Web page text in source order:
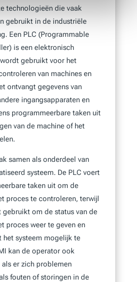
technologieën die vaak
gebruikt in de industriële
Een PLC (Programmable
is een elektronisch
gebruikt voor het
van machines en
ontvangt gegevens van
ingangsapparaten en
programmeerbare taken uit
van de machine of het
samen als onderdeel van
systeem. De PLC voert
taken uit om de
proces te controleren, terwijl
om de status van de
proces weer te geven en
het systeem mogelijk te
kan de operator ook
als er zich problemen
fouten of storingen in de